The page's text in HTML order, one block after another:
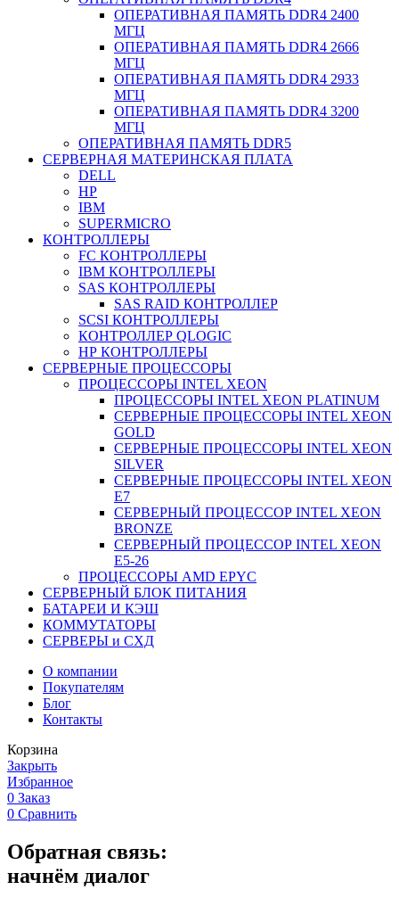
ОПЕРАТИВНАЯ ПАМЯТЬ DDR4 2400
МГЦ
ОПЕРАТИВНАЯ ПАМЯТЬ DDR4 2666
МГЦ
ОПЕРАТИВНАЯ ПАМЯТЬ DDR4 2933
МГЦ
ОПЕРАТИВНАЯ ПАМЯТЬ DDR4 3200
МГЦ
ОПЕРАТИВНАЯ ПАМЯТЬ DDR5
СЕРВЕРНАЯ МАТЕРИНСКАЯ ПЛАТА
DELL
HP
IBM
SUPERMICRO
КОНТРОЛЛЕРЫ
FC КОНТРОЛЛЕРЫ
IBM КОНТРОЛЛЕРЫ
SAS КОНТРОЛЛЕРЫ
SAS RAID КОНТРОЛЛЕР
SCSI КОНТРОЛЛЕРЫ
КОНТРОЛЛЕР QLOGIC
НР КОНТРОЛЛЕРЫ
СЕРВЕРНЫЕ ПРОЦЕССОРЫ
ПРОЦЕССОРЫ INTEL XEON
ПРОЦЕССОРЫ INTEL XEON PLATINUM
СЕРВЕРНЫЕ ПРОЦЕССОРЫ INTEL XEON
GOLD
СЕРВЕРНЫЕ ПРОЦЕССОРЫ INTEL XEON
SILVER
СЕРВЕРНЫЕ ПРОЦЕССОРЫ INTEL XEON
Е7
СЕРВЕРНЫЙ ПРОЦЕССОР INTEL XEON
BRONZE
СЕРВЕРНЫЙ ПРОЦЕССОР INTEL XEON
Е5-26
ПРОЦЕССОРЫ AMD EPYC
СЕРВЕРНЫЙ БЛОК ПИТАНИЯ
БАТАРЕИ И КЭШ
КОММУТАТОРЫ
СЕРВЕРЫ и СХД
О компании
Покупателям
Блог
Контакты
Корзина
Закрыть
Избранное
0 Заказ
0 Сравнить
Обратная связь:
начнём диалог